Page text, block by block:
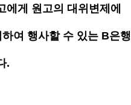
게 원고의 대위변제에
여 행사할 수 있는 B은행
.